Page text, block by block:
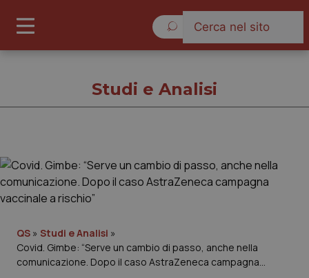
Cronache
Governo e Parlamento
Regioni e Asl
Studi e Analisi
QS » Studi e Analisi »
Covid. Gimbe: “Serve un cambio di passo, anche nella
comunicazione. Dopo il caso AstraZeneca campagna